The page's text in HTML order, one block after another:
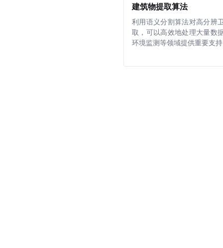
建筑物提取算法
利用语义分割算法对高分辨
取，可以高效地处理大量数
环境监测等领域提供重要支